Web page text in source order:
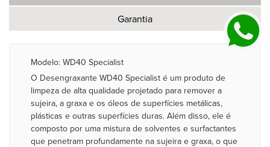
Garantia
Modelo: WD40 Specialist
O Desengraxante WD40 Specialist é um produto de
limpeza de alta qualidade projetado para remover a
sujeira, a graxa e os óleos de superfícies metálicas,
plásticas e outras superfícies duras. Além disso, ele é
composto por uma mistura de solventes e surfactantes
que penetram profundamente na sujeira e graxa, o que